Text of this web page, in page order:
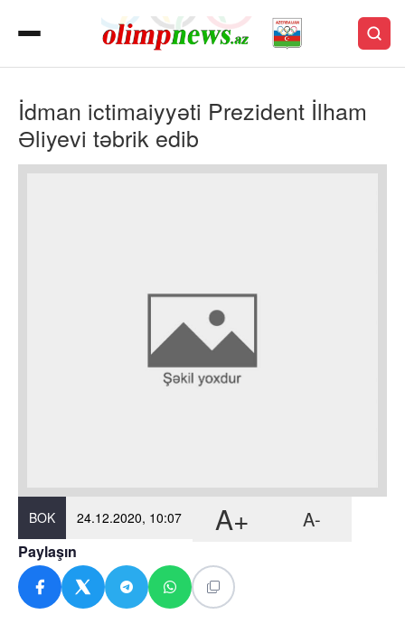
İdman ictimaiyyəti Prezident İlham
Əliyevi təbrik edib
BOK 24.12.2020, 10:07 A+ A-
Paylaşın